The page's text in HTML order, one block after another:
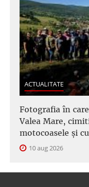
ACTUALITATE
Fotografia în
Valea Mare,
motocoasele și
10 aug 2026